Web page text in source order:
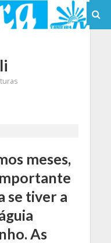
meses,
se tiver a
As